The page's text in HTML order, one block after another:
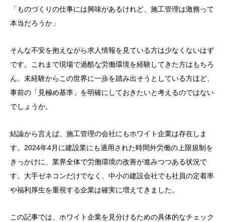
「ものづくりの仕事には興味があるけれど、施工管理は激務って
本当だろうか」
そんな不安を抱えながら求人情報を見ている方は少なくないはず
です。これまで現場で過酷な労働環境を経験してきた方はもちろ
ん、未経験からこの世界に一歩を踏み出そうとしている方ほど、
事前の「見極め基準」を明確にしておきたいと考えるのではない
でしょうか。
結論から言えば、施工管理の会社にもホワイト企業は存在しま
す。2024年4月に建設業にも適用された時間外労働の上限規制を
きっかけに、業界全体で労働環境の改善が進みつつある状況で
す。大手ゼネコンだけでなく、中小の建設会社でも社員の定着率
や福利厚生を重視する企業は確実に増えてきました。
この記事では、ホワイト企業を見分けるための具体的なチェック